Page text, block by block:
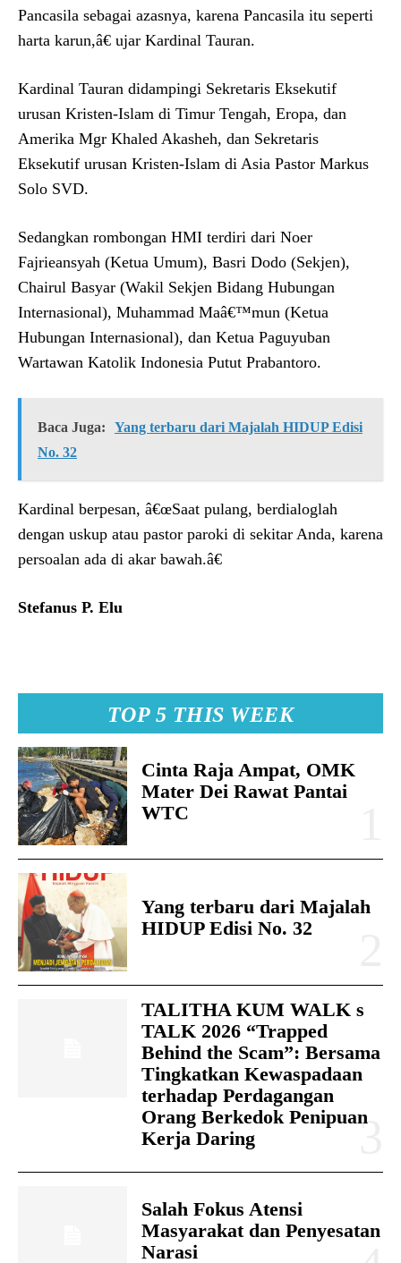
TOP 5 THIS WEEK
Cinta Raja Ampat, OMK
Mater Dei Rawat Pantai
WTC
Yang terbaru dari Majalah
HIDUP Edisi No. 32
TALITHA KUM WALK s
TALK 2026 “Trapped
Behind the Scam”: Bersama
Tingkatkan Kewaspadaan
terhadap Perdagangan
Orang Berkedok Penipuan
Kerja Daring
Salah Fokus Atensi
Masyarakat dan Penyesatan
Narasi
Pancasila sebagai azasnya, karena Pancasila itu seperti
harta karun,â€ ujar Kardinal Tauran.
Kardinal Tauran didampingi Sekretaris Eksekutif
urusan Kristen-Islam di Timur Tengah, Eropa, dan
Amerika Mgr Khaled Akasheh, dan Sekretaris
Eksekutif urusan Kristen-Islam di Asia Pastor Markus
Solo SVD.
Sedangkan rombongan HMI terdiri dari Noer
Fajrieansyah (Ketua Umum), Basri Dodo (Sekjen),
Chairul Basyar (Wakil Sekjen Bidang Hubungan
Internasional), Muhammad Maâ€™mun (Ketua
Hubungan Internasional), dan Ketua Paguyuban
Wartawan Katolik Indonesia Putut Prabantoro.
Baca Juga:
Yang terbaru dari Majalah HIDUP Edisi
No. 32
Kardinal berpesan, â€œSaat pulang, berdialoglah
dengan uskup atau pastor paroki di sekitar Anda, karena
persoalan ada di akar bawah.â€
Stefanus P. Elu